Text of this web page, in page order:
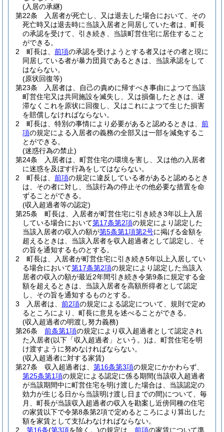
(入居の承継)
第22条
入居者が死亡し、又は退去した場合において、その
死亡時又は退去時に当該入居者と同居していた者は、町長
の承認を受けて、引き続き、当該町営住宅に居住すること
ができる。
2
町長は、 前項の承認を受けようとする者又はその者と現に
同居している者が暴力団員であるときは、当該承認をして
はならない。
(原状回復等)
第23条
入居者は、自己の責めに帰すべき事由によつて当該
町営住宅又は共同施設を滅失し、又は損傷したときは、遅
滞なくこれを原状に回復し、又はこれによつて生じた損害
を賠償しなければならない。
2
町長は、特別の事情により必要があると認めるときは、 前
項の規定による入居者の義務の全部又は一部を減免するこ
とができる。
(迷惑行為の禁止)
第24条
入居者は、町営住宅の環境を害し、又は他の入居者
に迷惑を及ぼす行為をしてはならない。
2
町長は、 前項の規定に違反している者があると認めるとき
は、その者に対し、当該行為の停止その他必要な措置を命
ずることができる。
(収入超過者等の認定)
第25条
町長は、入居者が町営住宅に引き続き3年以上入居
している場合において第17条第2項の規定により認定した
当該入居者の収入の額が第5条第1項第2号に掲げる金額を
超えるときは、当該入居者を収入超過者として認定し、そ
の旨を通知するものとする。
2
町長は、入居者が町営住宅に引き続き5年以上入居してい
る場合において第17条第2項の規定により認定した当該入
居者の収入の額が最近2年間引き続き令第9条に規定する金
額を超えるときは、当該入居者を高額所得者として認定
し、その旨を通知するものとする。
3
入居者は、 前2項の規定による認定について、規則で定め
るところにより、町長に意見を述べることができる。
(収入超過者の明渡し努力義務)
第26条
前条第1項の規定により収入超過者として認定され
た入居者(以下「収入超過者」という。)は、町営住宅を明
け渡すように努めなければならない。
(収入超過者に対する家賃)
第27条
収入超過者は、 第16条第3項の規定にかかわらず、
第25条第1項の規定による認定に係る期間(当該収入超過者
が当該期間中に町営住宅を明け渡した場合は、当該認定の
効力が生じる日から当該明け渡し日までの間)について、毎
月、町長が当該収入超過者の収入を勘案し近傍同種の住宅
の家賃以下で令第8条第2項で定めるところにより算出した
額を家賃として支払わなければならない。
2
第16条(第3項を除く。)の規定は、 前項の家賃について準